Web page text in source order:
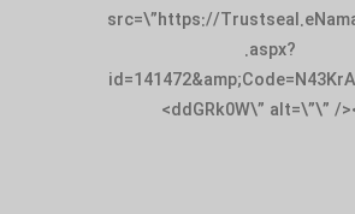
src=\”https://
.aspx?
ddGRk0W\” alt=\”\” /